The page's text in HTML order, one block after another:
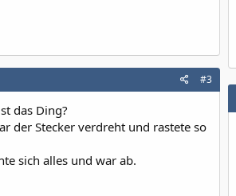
#3
das Ding?
der Stecker verdreht und rastete so
sich alles und war ab.